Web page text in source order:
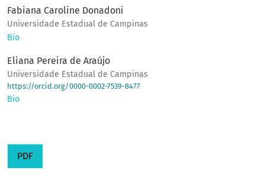
Fabiana Caroline Donadoni
Universidade Estadual de Campinas
Bio
Eliana Pereira de Araújo
Universidade Estadual de Campinas
https://orcid.org/0000-0002-7539-8477
Bio
PDF